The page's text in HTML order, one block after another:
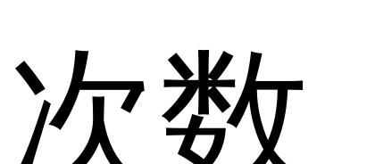
次数